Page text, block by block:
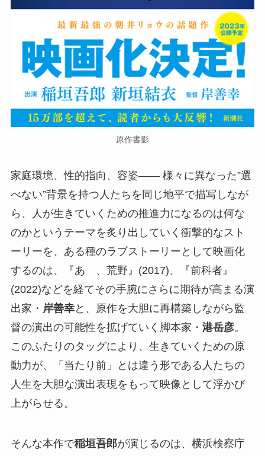
原作書影
家庭環境、性的指向、容姿―― 様々に異なった”選
べない”背景を持つ人たちを同じ地平で描写しなが
ら、人が生きていくための推進力になるのは何な
のかというテーマを炙り出していく衝撃的なスト
ーリーを、ある種のラブストーリーとして映画化
するのは、『あゝ、荒野』(2017)、『前科者』
(2022)などを経てその手腕にさらに期待が高まる演
出家・ 岸善幸と、原作を大胆に再構築しながら監
督の演出の可能性を拡げていく脚本家・ 港岳彦。
このふたりのタッグにより、生きていくための原
動力が、「当たり前」とは違う形である人たちの
人生を大胆な演出表現をもって映像として浮かび
上がらせる。
そんな本作で稲垣吾郎が演じるのは、横浜検察庁